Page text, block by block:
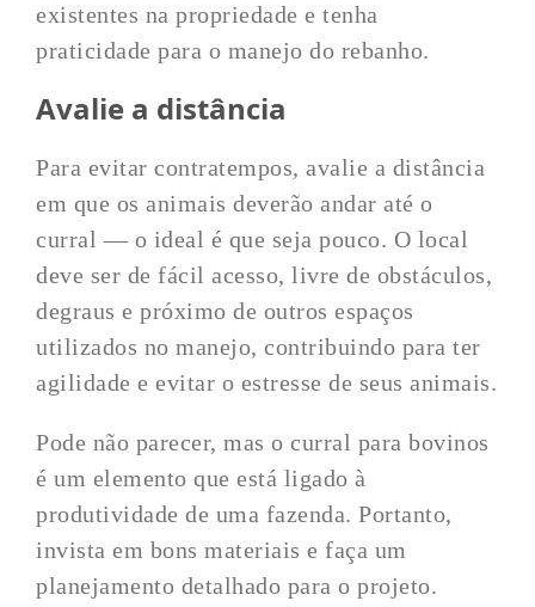
existentes na propriedade e tenha
praticidade para o manejo do rebanho.
Avalie a distância
Para evitar contratempos, avalie a distância
em que os animais deverão andar até o
curral — o ideal é que seja pouco. O local
deve ser de fácil acesso, livre de obstáculos,
degraus e próximo de outros espaços
utilizados no manejo, contribuindo para ter
agilidade e evitar o estresse de seus animais.
Pode não parecer, mas o curral para bovinos
é um elemento que está ligado à
produtividade de uma fazenda. Portanto,
invista em bons materiais e faça um
planejamento detalhado para o projeto.